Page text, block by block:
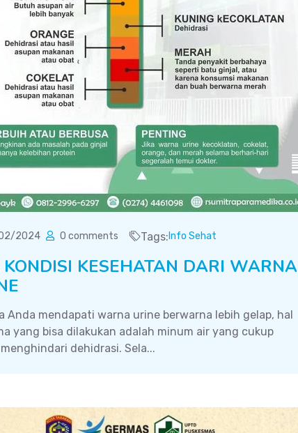
2024 0 comments Tags: Info Sehat
KONDISI KESEHATAN DARI WARNA
Anda mendapati warna urine berwarna lebih gelap, hal
yang bisa dilakukan adalah minum air yang cukup
dehidrasi. Sela...